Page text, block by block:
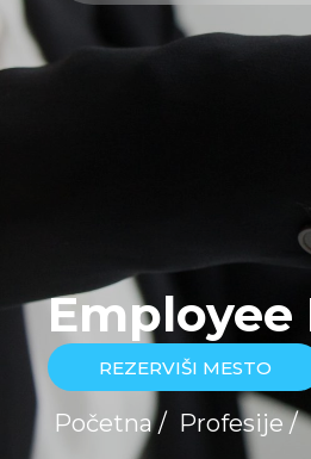
Employee
REZERVIŠI MESTO
Početna / Profesije /